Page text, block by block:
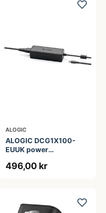
ALOGIC
ALOGIC DCG1X100-
EUUK power
496,00 kr